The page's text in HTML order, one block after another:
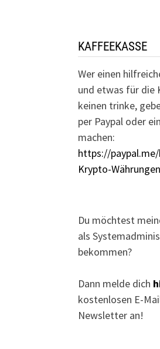
KAFFEEKASSE
Wer einen
und etwas für die
keinen trinke,
per Paypal oder
machen:
https://
Krypto-Währungen
Du möchtest
als
bekommen?
Dann melde dich
kostenlosen E-
Newsletter an!